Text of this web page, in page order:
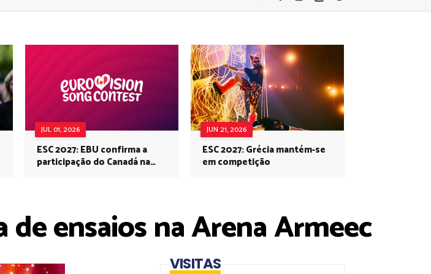
JUL 01, 2026
ESC 2027: EBU confirma a
participação do Canadá na
JUN 21, 2026
ESC 2027: Grécia mantém-se
em competição
de ensaios na Arena Armeec
VISITAS